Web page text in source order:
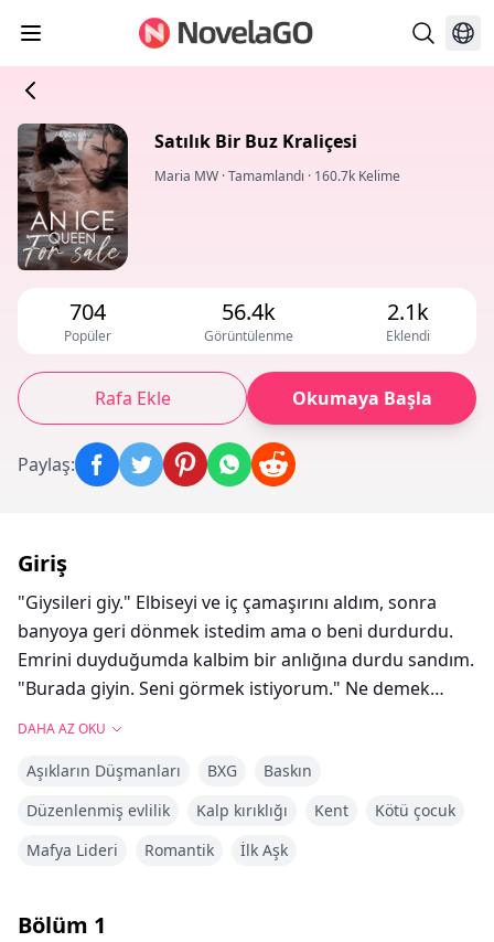
Satılık Bir Buz Kraliçesi
Maria MW ·Tamamlandı · 160.7k Kelime
704
Popüler
56.4k
Görüntülenme
2.1k
Eklendi
Rafa Ekle Okumaya Başla
Paylaş:
Giriş
"Giysileri giy." Elbiseyi ve iç çamaşırını aldım, sonra
banyoya geri dönmek istedim ama o beni durdurdu.
Emrini duyduğumda kalbim bir anlığına durdu sandım.
"Burada giyin. Seni görmek istiyorum." Ne demek
Sabahlığımı açtım ve yanımdaki beyaz kanepeye
koydum. Elbiseyi tutarak giymek istedim, ama onu
fırlayacaktı. "Elbiseyi kanepeye koy ve dik dur." Dediğini
Beni baştan aşağı gözleriyle inceledi. Çıplak bedenimi
DAHA AZ OKU
Aşıkların Düşmanları BXG
Baskın
Düzenlenmiş evlilik
Kalp kırıklığı Kent
Kötü çocuk
Mafya Lideri
Romantik İlk Aşk
Bölüm 1